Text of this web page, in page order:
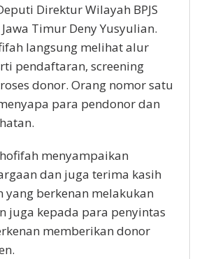
Direktur Wilayah BPJS
Timur Deny Yusyulian.
langsung melihat alur
pendaftaran, screening
donor. Orang nomor satu
para pendonor dan
menyampaikan
dan juga terima kasih
yang berkenan melakukan
juga kepada para penyintas
memberikan donor